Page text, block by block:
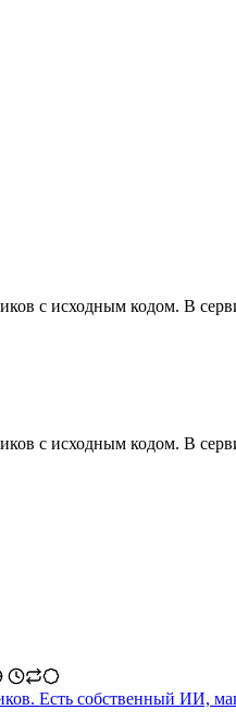
с исходным кодом. В
с исходным кодом. В
Есть собственный ИИ,